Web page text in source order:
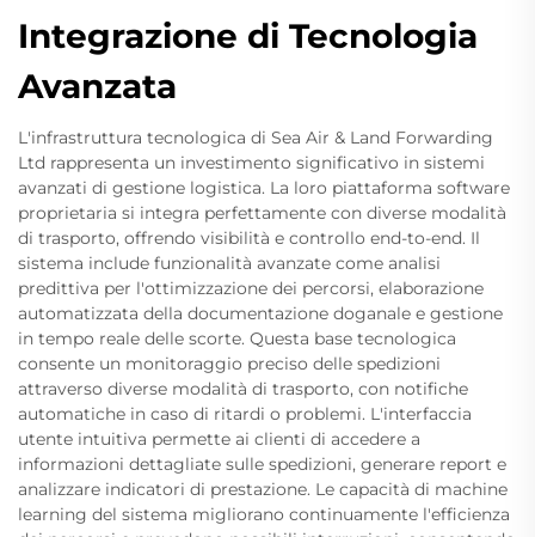
Integrazione di Tecnologia
Avanzata
L'infrastruttura tecnologica di Sea Air & Land Forwarding
Ltd rappresenta un investimento significativo in sistemi
avanzati di gestione logistica. La loro piattaforma software
proprietaria si integra perfettamente con diverse modalità
di trasporto, offrendo visibilità e controllo end-to-end. Il
sistema include funzionalità avanzate come analisi
predittiva per l'ottimizzazione dei percorsi, elaborazione
automatizzata della documentazione doganale e gestione
in tempo reale delle scorte. Questa base tecnologica
consente un monitoraggio preciso delle spedizioni
attraverso diverse modalità di trasporto, con notifiche
automatiche in caso di ritardi o problemi. L'interfaccia
utente intuitiva permette ai clienti di accedere a
informazioni dettagliate sulle spedizioni, generare report e
analizzare indicatori di prestazione. Le capacità di machine
learning del sistema migliorano continuamente l'efficienza